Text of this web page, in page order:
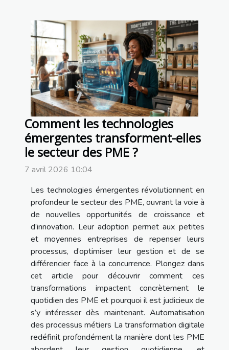
Comment les technologies
émergentes transforment-elles
le secteur des PME ?
7 avril 2026 10:04
Les technologies émergentes révolutionnent en
profondeur le secteur des PME, ouvrant la voie à
de nouvelles opportunités de croissance et
d’innovation. Leur adoption permet aux petites
et moyennes entreprises de repenser leurs
processus, d’optimiser leur gestion et de se
différencier face à la concurrence. Plongez dans
cet article pour découvrir comment ces
transformations impactent concrètement le
quotidien des PME et pourquoi il est judicieux de
s’y intéresser dès maintenant. Automatisation
des processus métiers La transformation digitale
redéfinit profondément la manière dont les PME